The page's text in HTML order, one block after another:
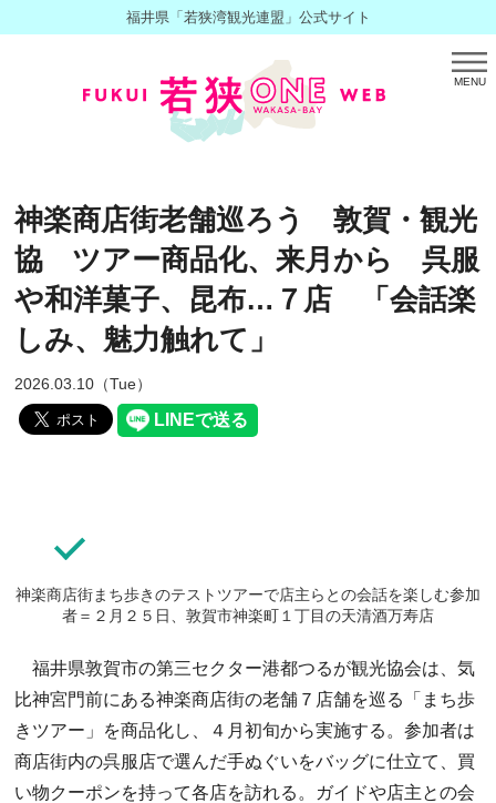
福井県「若狭湾観光連盟」公式サイト
MENU
神楽商店街老舗巡ろう 敦賀・観光
協 ツアー商品化、来月から 呉服
や和洋菓子、昆布…７店 「会話楽
しみ、魅力触れて」
2026.03.10（Tue）
神楽商店街まち歩きのテストツアーで店主らとの会話を楽しむ参加
者＝２月２５日、敦賀市神楽町１丁目の天清酒万寿店
福井県敦賀市の第三セクター港都つるが観光協会は、気
比神宮門前にある神楽商店街の老舗７店舗を巡る「まち歩
きツアー」を商品化し、４月初旬から実施する。参加者は
商店街内の呉服店で選んだ手ぬぐいをバッグに仕立て、買
い物クーポンを持って各店を訪れる。ガイドや店主との会